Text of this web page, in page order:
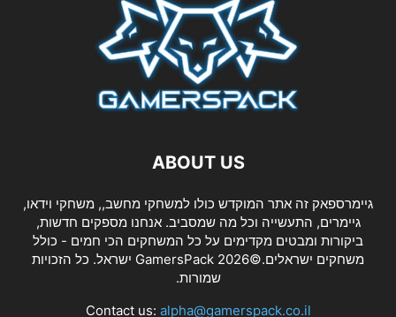
ABOUT US
גיימרספאק זה אתר המוקדש כולו למשחקי מחשב,, משחקי וידאו,
גיימרים, התעשייה וכל מה שמסביב. אנחנו מספקים חדשות,
ביקורות ומבטים מקדימים על כל המשחקים הכי חמים - כולל
משחקים ישראלים.©2026 GamersPack ישראל. כל הזכויות
שמורות.
Contact us: alpha@gamerspack.co.il